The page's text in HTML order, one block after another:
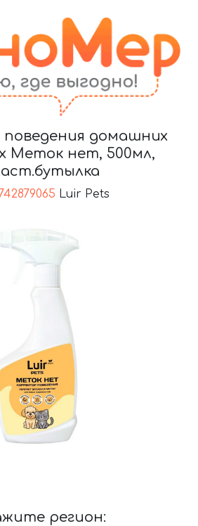
домашних
Меток нет, 500мл,
Luir Pets
регион: